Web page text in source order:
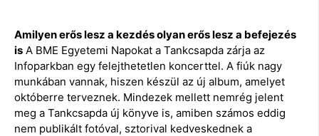
Amilyen erős lesz a kezdés olyan erős lesz a befejezés
is A BME Egyetemi Napokat a Tankcsapda zárja az
Infoparkban egy felejthetetlen koncerttel. A fiúk nagy
munkában vannak, hiszen készül az új album, amelyet
októberre terveznek. Mindezek mellett nemrég jelent
meg a Tankcsapda új könyve is, amiben számos eddig
nem publikált fotóval, sztorival kedveskednek a